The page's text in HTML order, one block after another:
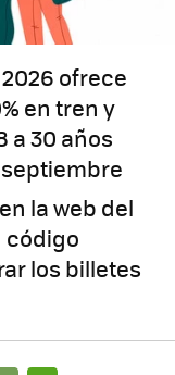
ofrece
en tren y
a 30 años
septiembre
la web del
código
los billetes